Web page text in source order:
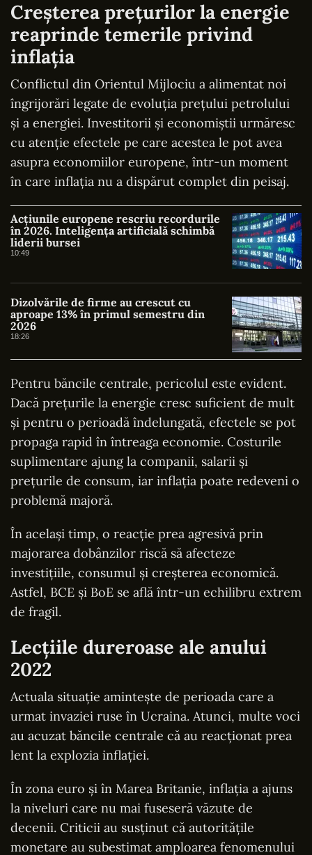
Creșterea prețurilor la energie
reaprinde temerile privind
inflația
Conflictul din Orientul Mijlociu a alimentat noi
îngrijorări legate de evoluția prețului petrolului
și a energiei. Investitorii și economiștii urmăresc
cu atenție efectele pe care acestea le pot avea
asupra economiilor europene, într-un moment
în care inflația nu a dispărut complet din peisaj.
Acțiunile europene rescriu recordurile
în 2026. Inteligența artificială schimbă
liderii bursei
10:49
Dizolvările de firme au crescut cu
aproape 13% în primul semestru din
2026
18:26
Pentru băncile centrale, pericolul este evident.
Dacă prețurile la energie cresc suficient de mult
și pentru o perioadă îndelungată, efectele se pot
propaga rapid în întreaga economie. Costurile
suplimentare ajung la companii, salarii și
prețurile de consum, iar inflația poate redeveni o
problemă majoră.
În același timp, o reacție prea agresivă prin
majorarea dobânzilor riscă să afecteze
investițiile, consumul și creșterea economică.
Astfel, BCE și BoE se află într-un echilibru extrem
de fragil.
Lecțiile dureroase ale anului
2022
Actuala situație amintește de perioada care a
urmat invaziei ruse în Ucraina. Atunci, multe voci
au acuzat băncile centrale că au reacționat prea
lent la explozia inflației.
În zona euro și în Marea Britanie, inflația a ajuns
la niveluri care nu mai fuseseră văzute de
decenii. Criticii au susținut că autoritățile
monetare au subestimat amploarea fenomenului